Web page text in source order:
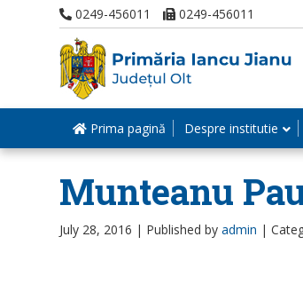
0249-456011 0249-456011
Prima pagină Despre institutie
Munteanu
July 28, 2016 | Published by admin |